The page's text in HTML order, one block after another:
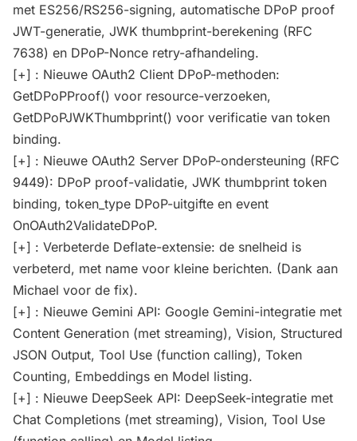
met ES256/RS256-signing, automatische DPoP proof
JWT-generatie, JWK thumbprint-berekening (RFC
7638) en DPoP-Nonce retry-afhandeling.
[+] : Nieuwe OAuth2 Client DPoP-methoden:
GetDPoPProof() voor resource-verzoeken,
GetDPoPJWKThumbprint() voor verificatie van token
binding.
[+] : Nieuwe OAuth2 Server DPoP-ondersteuning (RFC
9449): DPoP proof-validatie, JWK thumbprint token
binding, token_type DPoP-uitgifte en event
OnOAuth2ValidateDPoP.
[+] : Verbeterde Deflate-extensie: de snelheid is
verbeterd, met name voor kleine berichten. (Dank aan
Michael voor de fix).
[+] : Nieuwe Gemini API: Google Gemini-integratie met
Content Generation (met streaming), Vision, Structured
JSON Output, Tool Use (function calling), Token
Counting, Embeddings en Model listing.
[+] : Nieuwe DeepSeek API: DeepSeek-integratie met
Chat Completions (met streaming), Vision, Tool Use